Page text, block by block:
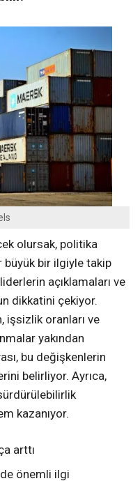
olursak, politika
büyük bir ilgiyle takip
açıklamaları ve
dikkatini çekiyor.
işsizlik oranları ve
yakından
bu değişkenlerin
belirliyor. Ayrıca,
kazanıyor.
arttı
önemli ilgi